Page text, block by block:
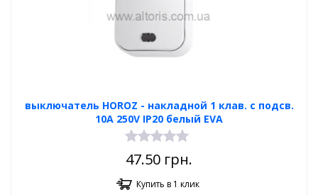
выключатель HOROZ - накладной 1 клав. с подсв.
10А 250V IP20 белый EVA
47.50 грн.
Купить в 1 клик